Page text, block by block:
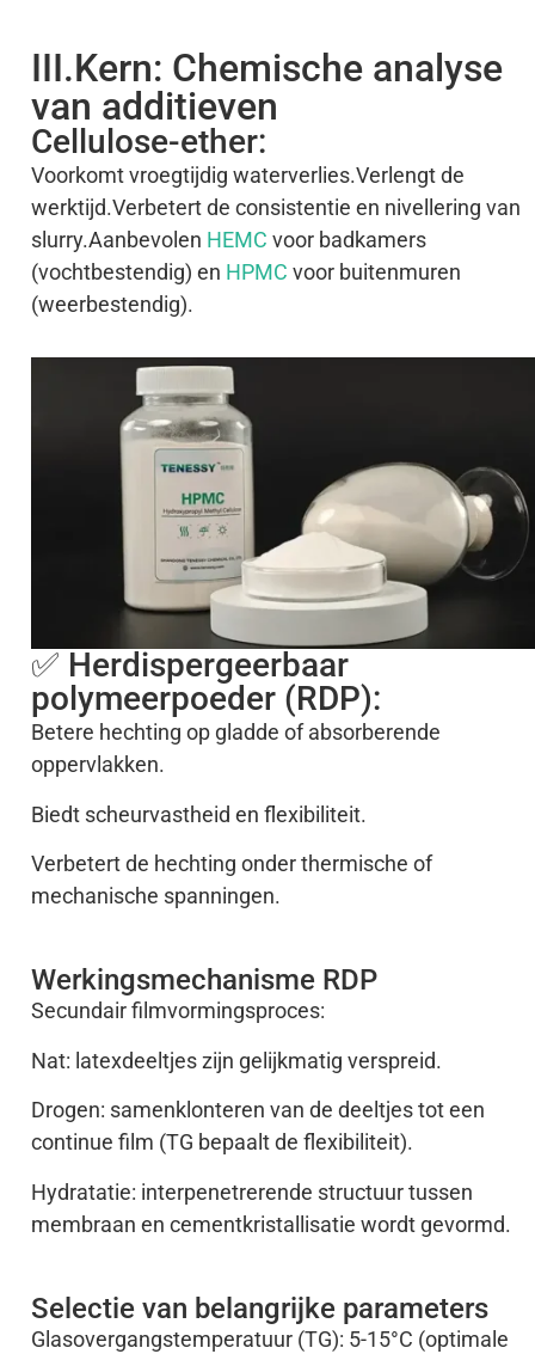
III.Kern: Chemische analyse
van additieven
Cellulose-ether:
Voorkomt vroegtijdig waterverlies.Verlengt de
werktijd.Verbetert de consistentie en nivellering van
slurry.Aanbevolen HEMC voor badkamers
(vochtbestendig) en HPMC voor buitenmuren
(weerbestendig).
✅ Herdispergeerbaar
polymeerpoeder (RDP):
Betere hechting op gladde of absorberende
oppervlakken.
Biedt scheurvastheid en flexibiliteit.
Verbetert de hechting onder thermische of
mechanische spanningen.
Werkingsmechanisme RDP
Secundair filmvormingsproces:
Nat: latexdeeltjes zijn gelijkmatig verspreid.
Drogen: samenklonteren van de deeltjes tot een
continue film (TG bepaalt de flexibiliteit).
Hydratatie: interpenetrerende structuur tussen
membraan en cementkristallisatie wordt gevormd.
Selectie van belangrijke parameters
Glasovergangstemperatuur (TG): 5-15°C (optimale